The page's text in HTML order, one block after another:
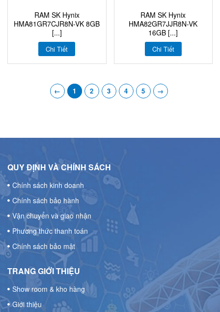
RAM SK Hynix
HMA81GR7CJR8N-VK 8GB
[...]
Chi Tiết
RAM SK Hynix
HMA82GR7JJR8N-VK
16GB [...]
Chi Tiết
← 1 2 3 4 5 →
QUY ĐỊNH VÀ CHÍNH SÁCH
Chính sách kinh doanh
Chính sách bảo hành
Vận chuyển và giao nhận
Phương thức thanh toán
Chính sách bảo mật
TRANG GIỚI THIỆU
Show room & kho hàng
Giới thiệu